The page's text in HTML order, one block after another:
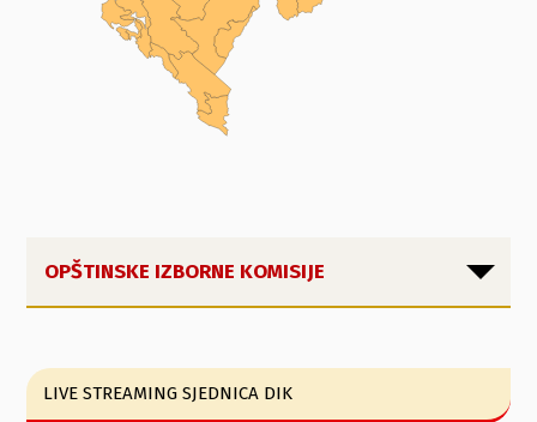
OPŠTINSKE IZBORNE KOMISIJE
LIVE STREAMING SJEDNICA DIK